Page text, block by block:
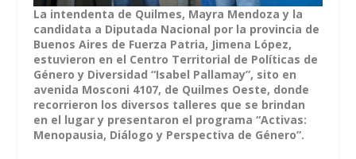
La intendenta de Quilmes, Mayra Mendoza y la
candidata a Diputada Nacional por la provincia de
Buenos Aires de Fuerza Patria, Jimena López,
estuvieron en el Centro Territorial de Políticas de
Género y Diversidad “Isabel Pallamay”, sito en
avenida Mosconi 4107, de Quilmes Oeste, donde
recorrieron los diversos talleres que se brindan
en el lugar y presentaron el programa “Activas:
Menopausia, Diálogo y Perspectiva de Género”.